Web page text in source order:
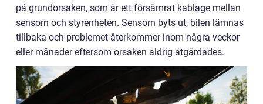
på grundorsaken, som är ett försämrat kablage mellan
sensorn och styrenheten. Sensorn byts ut, bilen lämnas
tillbaka och problemet återkommer inom några veckor
eller månader eftersom orsaken aldrig åtgärdades.